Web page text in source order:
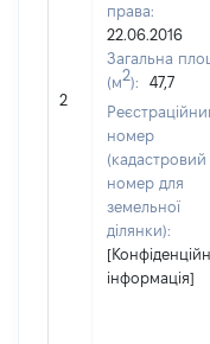
2
права:
22.06.2016
Загальна
(м2):
47,7
номер
(кадастровий
номер для
земельної
ділянки):
інформація]